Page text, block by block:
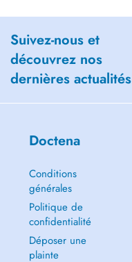
Suivez-nous et
découvrez nos
dernières actualités
Doctena
Conditions
générales
Politique de
confidentialité
Déposer une
plainte